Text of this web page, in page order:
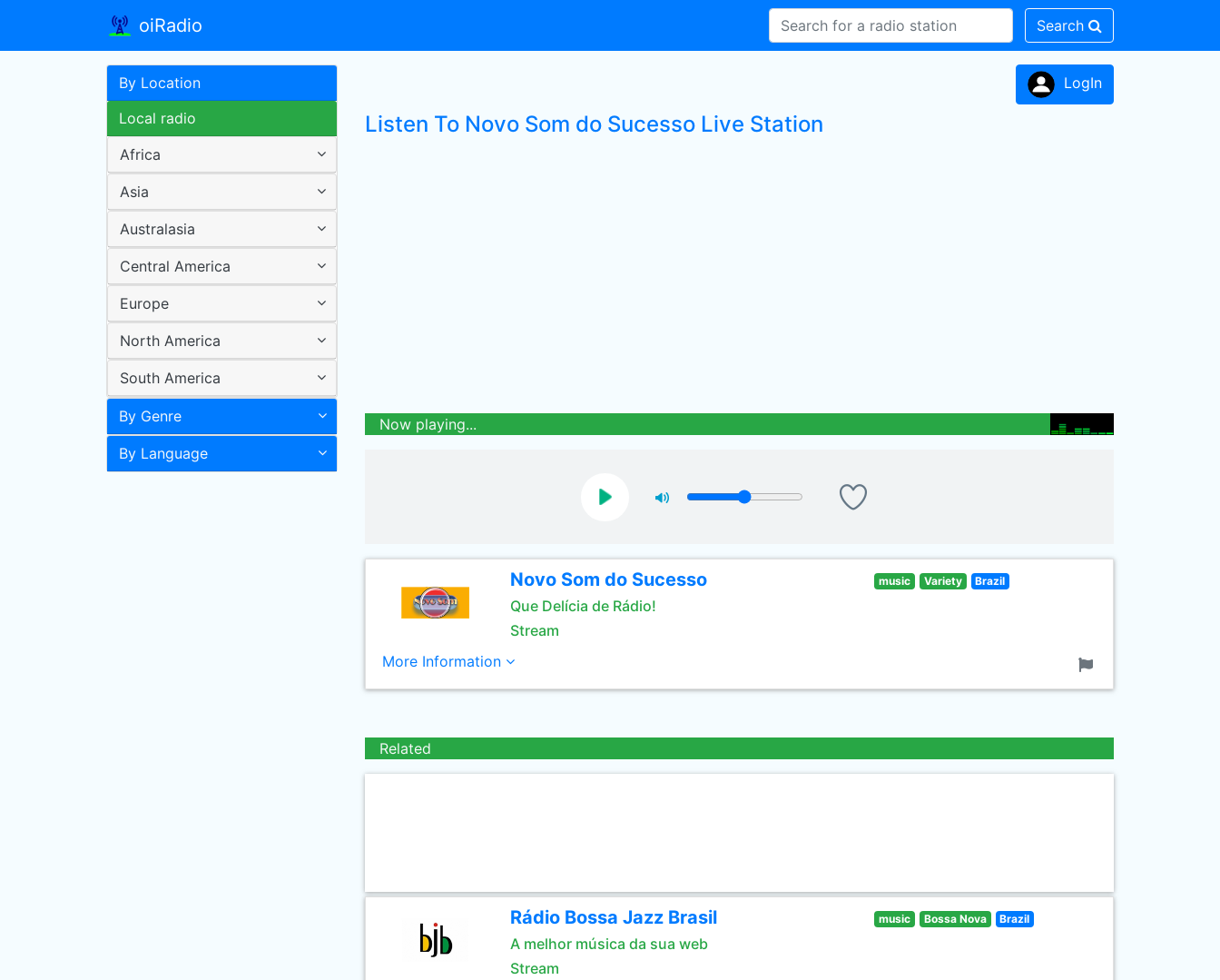
oiRadio Search
By Location
Local radio
Africa
Asia
Australasia
Central America
Europe
North America
South America
By Genre
By Language
LogIn
Listen To Novo Som do Sucesso Live Station
Now playing...
Novo Som do Sucesso
Que Delícia de Rádio!
Stream
music Variety Brazil
More Information
Related
Rádio Bossa Jazz Brasil
A melhor música da sua web
Stream
music Bossa Nova Brazil